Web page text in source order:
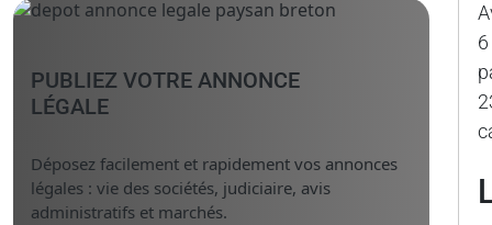
PUBLIEZ VOTRE ANNONCE
LÉGALE
Déposez facilement et rapidement vos annonces
légales : vie des sociétés, judiciaire, avis
administratifs et marchés.